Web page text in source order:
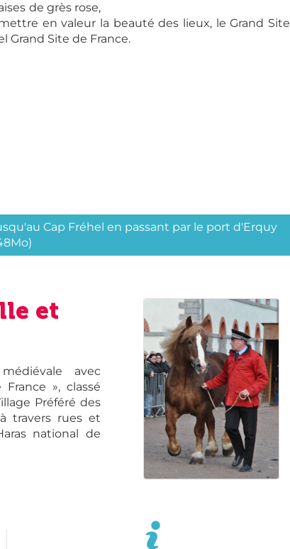
de grès rose,
en valeur la beauté des lieux, le Grand Site
Grand Site de France.
Cap Fréhel en passant par le port d'Erquy
et
avec
», classé
Préféré des
travers rues et
national de